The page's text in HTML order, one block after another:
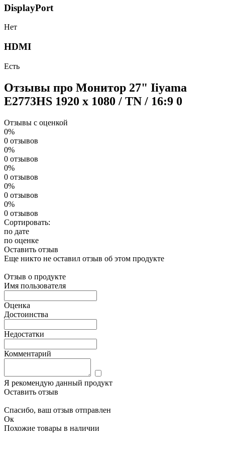
DisplayPort
Нет
HDMI
Есть
Отзывы про Монитор 27" Iiyama
E2773HS 1920 x 1080 / TN / 16:9 0
Отзывы с оценкой
0%
0 отзывов
0%
0 отзывов
0%
0 отзывов
0%
0 отзывов
0%
0 отзывов
Сортировать:
по дате
по оценке
Оставить отзыв
Еще никто не оставил отзыв об этом продукте
Отзыв о продукте
Имя пользователя
Оценка
Достоинства
Недостатки
Комментарий
Я рекомендую данный продукт
Оставить отзыв
Спасибо, ваш отзыв отправлен
Ок
Похожие товары в наличии